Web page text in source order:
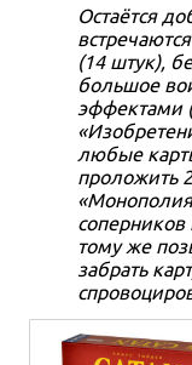
Остаётся
(14 штук),
большое
эффектами
любые
проложить
тому же
забрать